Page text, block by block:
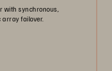
with synchronous,
failover.